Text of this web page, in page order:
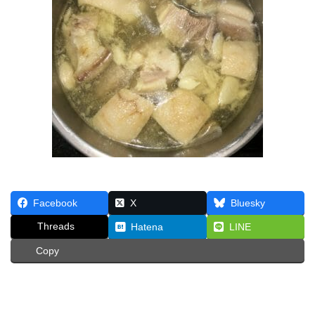
Facebook X Bluesky
Threads Hatena LINE
Copy